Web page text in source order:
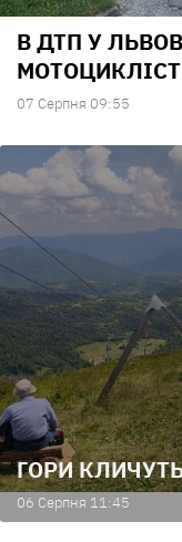
В ДТП У
МОТОЦИКЛІСТ
07 Серпня 09:55
ГОРИ
06 Серпня 11:45